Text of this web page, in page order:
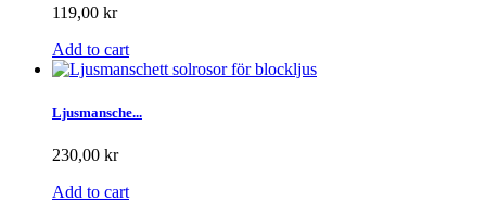
119,00 kr
Add to cart
Ljusmansche...
230,00 kr
Add to cart